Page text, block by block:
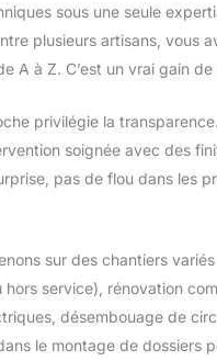
sous une seule
plusieurs artisans, vous
A à Z. C’est un vrai gain
privilégie la
soignée avec des
pas de flou dans les
sur des chantiers
service), rénovation
désembouage de
le montage de dossiers